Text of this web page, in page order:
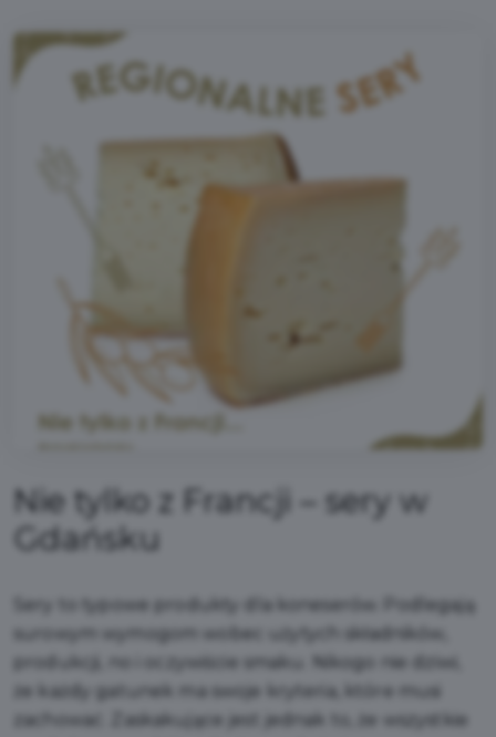
Nie tylko z Francji – sery w
Gdańsku
Sery to typowe produkty dla koneserów. Podlegają
surowym wymogom wobec użytych składników,
produkcji, no i oczywiście smaku. Nikogo nie dziwi,
że każdy gatunek ma swoje kryteria, które musi
zachować. Zaskakujące jest jednak to, że wszystkie